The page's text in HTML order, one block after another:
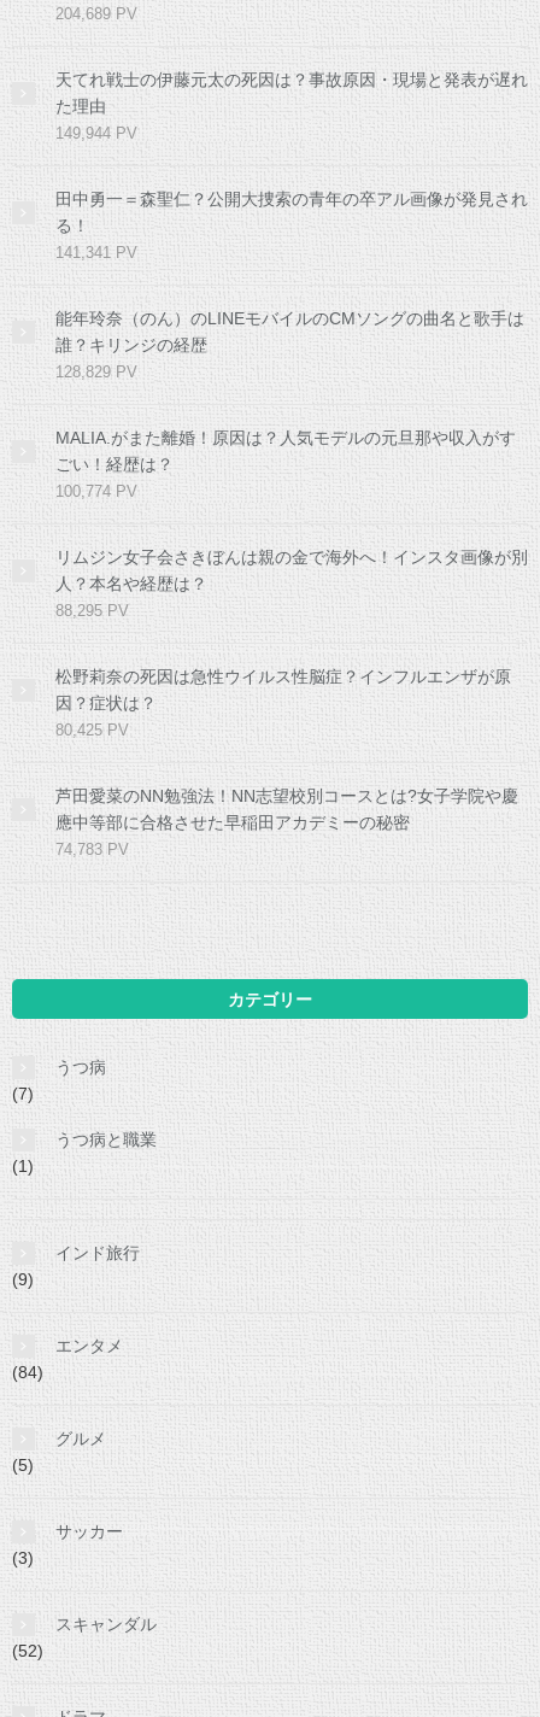
204,689 PV
天てれ戦士の伊藤元太の死因は？事故原因・現場と発表が遅れ
た理由
149,944 PV
田中勇一＝森聖仁？公開大捜索の青年の卒アル画像が発見され
る！
141,341 PV
能年玲奈（のん）のLINEモバイルのCMソングの曲名と歌手は
誰？キリンジの経歴
128,829 PV
MALIA.がまた離婚！原因は？人気モデルの元旦那や収入がす
ごい！経歴は？
100,774 PV
リムジン女子会さきぼんは親の金で海外へ！インスタ画像が別
人？本名や経歴は？
88,295 PV
松野莉奈の死因は急性ウイルス性脳症？インフルエンザが原
因？症状は？
80,425 PV
芦田愛菜のNN勉強法！NN志望校別コースとは?女子学院や慶
應中等部に合格させた早稲田アカデミーの秘密
74,783 PV
カテゴリー
うつ病
(7)
うつ病と職業
(1)
インド旅行
(9)
エンタメ
(84)
グルメ
(5)
サッカー
(3)
スキャンダル
(52)